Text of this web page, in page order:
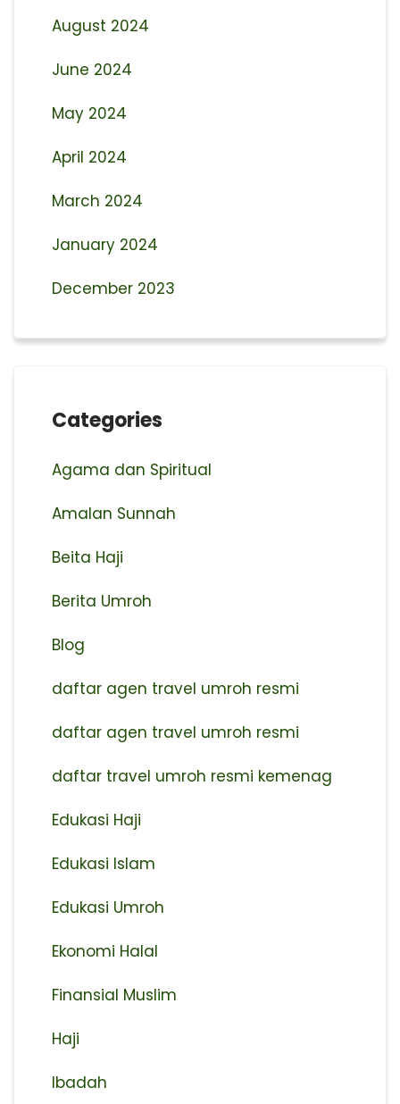
August 2024
June 2024
May 2024
April 2024
March 2024
January 2024
December 2023
Categories
Agama dan Spiritual
Amalan Sunnah
Beita Haji
Berita Umroh
Blog
daftar agen travel umroh resmi
⁠daftar agen travel umroh resmi
daftar travel umroh resmi kemenag
Edukasi Haji
Edukasi Islam
Edukasi Umroh
Ekonomi Halal
Finansial Muslim
Haji
Ibadah